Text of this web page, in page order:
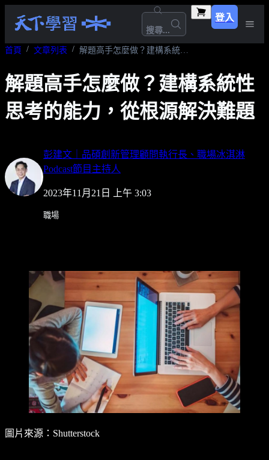
搜尋...
登入
首頁 文章列表 解題高手怎麼做？建構系統性思考的能力，從根源解決難題
解題高手怎麼做？建構系統性
思考的能力，從根源解決難題
彭建文｜品碩創新管理顧問執行長、職場冰淇淋
Podcast節目主持人
2023年11月21日 上午 3:03
職場
圖片來源：Shutterstock